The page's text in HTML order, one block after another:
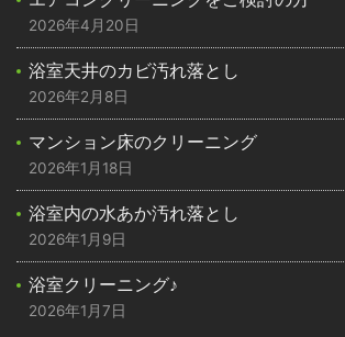
2026年4月20日
浴室天井のカビ汚れ落とし
2026年2月8日
マンション床のクリーニング
2026年1月18日
浴室内の水あか汚れ落とし
2026年1月9日
浴室クリーニング♪
2026年1月7日